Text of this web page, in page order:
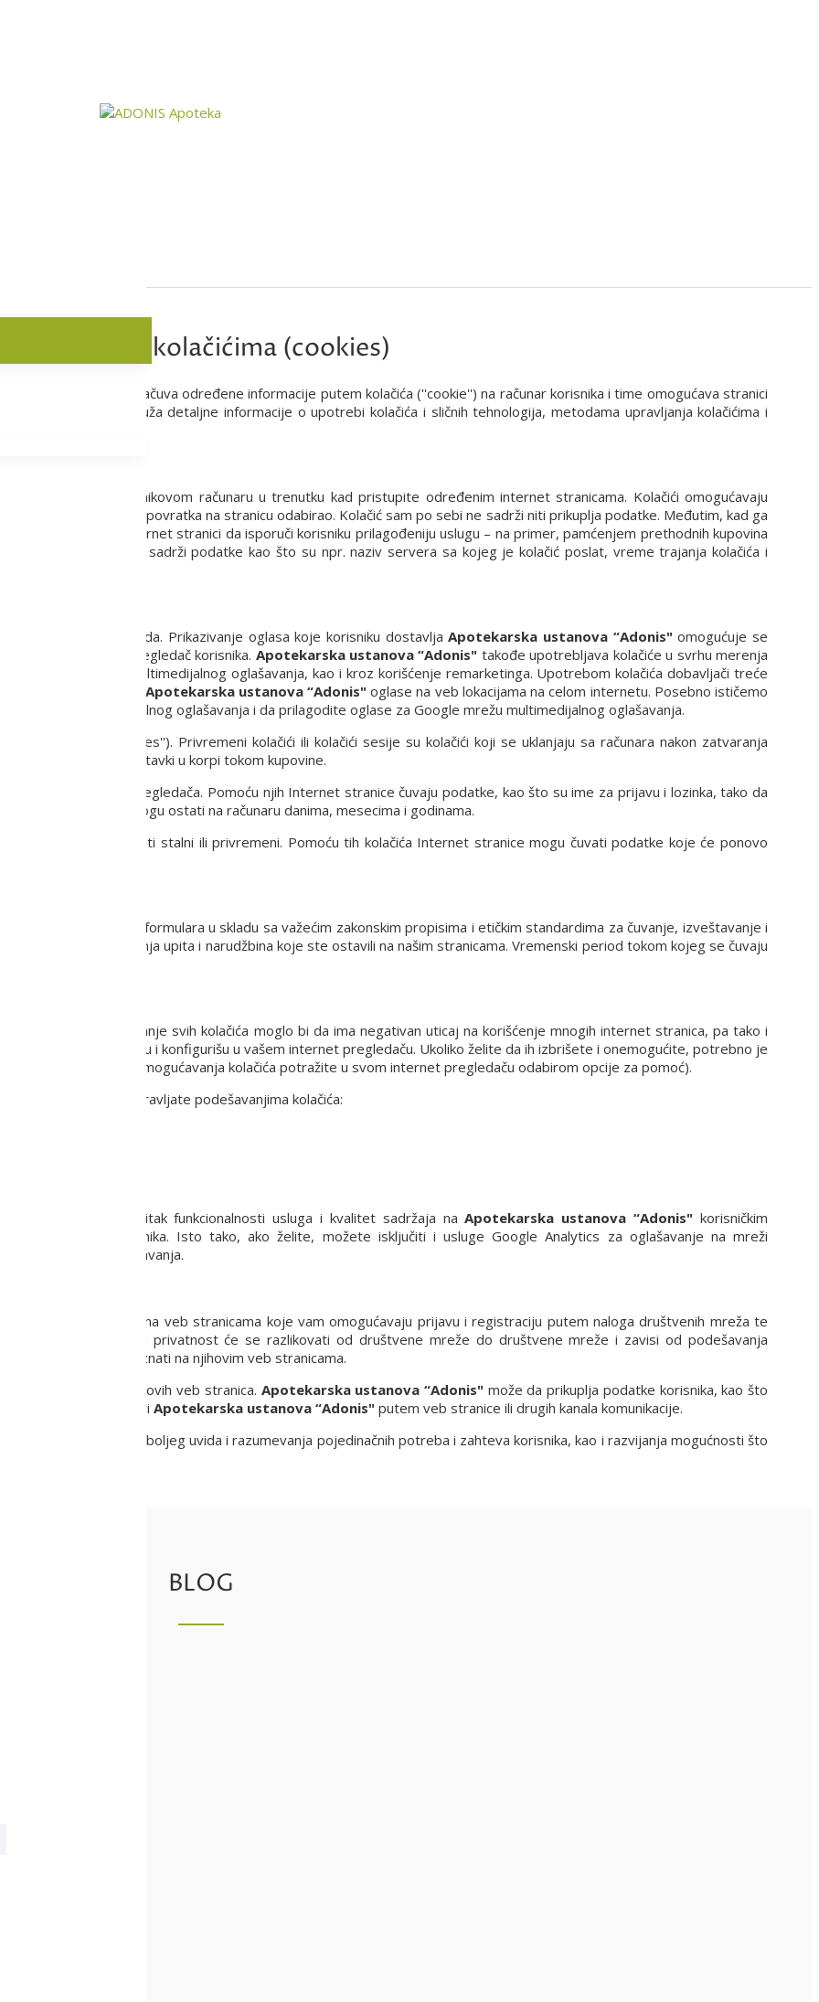
o kolačićima (cookies)
može da sačuva određene informacije putem kolačića (''cookie'') na računar korisnika i time omogućava stranici
Ovaj dokument pruža detaljne informacije o upotrebi kolačića i sličnih tehnologija, metodama upravljanja kolačićima i
se čuva na korisnikovom računaru u trenutku kad pristupite određenim internet stranicama. Kolačići omogućavaju
je korisnik prilikom povratka na stranicu odabirao. Kolačić sam po sebi ne sadrži niti prikuplja podatke. Međutim, kad ga
može pomoći internet stranici da isporuči korisniku prilagođeniju uslugu – na primer, pamćenjem prethodnih kupovina
i svaki obično sadrži podatke kao što su npr. naziv servera sa kojeg je kolačić poslat, vreme trajanja kolačića i
svojih proizvoda. Prikazivanje oglasa koje korisniku dostavljaApotekarska ustanova “Adonis" omogućuje se
postavi u Internet pregledač korisnika. Apotekarska ustanova “Adonis" takođe upotrebljava kolačiće u svrhu merenja
na mrežama multimedijalnog oglašavanja, kao i kroz korišćenje remarketinga. Upotrebom kolačića dobavljači treće
“Adonis" Apotekarska ustanova “Adonis" oglase na veb lokacijama na celom internetu. Posebno ističemo
multimedijalnog oglašavanja i da prilagodite oglase za Google mrežu multimedijalnog oglašavanja.
(''Persistent cookies''). Privremeni kolačići ili kolačići sesije su kolačići koji se uklanjaju sa računara nakon zatvaranja
podatke, poput stavki u korpi tokom kupovine.
zatvaranja internet pregledača. Pomoću njih Internet stranice čuvaju podatke, kao što su ime za prijavu i lozinka, tako da
Stalni kolačići mogu ostati na računaru danima, mesecima i godinama.
gledate, a mogu biti stalni ili privremeni. Pomoću tih kolačića Internet stranice mogu čuvati podatke koje će ponovo
ostave putem veb formulara u skladu sa važećim zakonskim propisima i etičkim standardima za čuvanje, izveštavanje i
radi izvršavanja upita i narudžbina koje ste ostavili na našim stranicama. Vremenski period tokom kojeg se čuvaju
podataka.
Ipak, blokiranje svih kolačića moglo bi da ima negativan uticaj na korišćenje mnogih internet stranica, pa tako i
mogu da se kontrolišu i konfigurišu u vašem internet pregledaču. Ukoliko želite da ih izbrišete i onemogućite, potrebno je
načinu brisanja i onemogućavanja kolačića potražite u svom internet pregledaču odabirom opcije za pomoć).
o tome kako da upravljate podešavanjima kolačića:
za bilo kakav gubitak funkcionalnosti usluga i kvalitet sadržaja naApotekarska ustanova “Adonis" korisničkim
od strane korisnika. Isto tako, ako želite, možete isključiti i usluge Google Analytics za oglašavanje na mreži
oglašavanja.
To se događa na veb stranicama koje vam omogućavaju prijavu i registraciju putem naloga društvenih mreža te
uticaj na vašu privatnost će se razlikovati od društvene mreže do društvene mreže i zavisi od podešavanja
možete saznati na njihovim veb stranicama.
korisnika njegovih veb stranica. Apotekarska ustanova “Adonis" može da prikuplja podatke korisnika, kao što
dobrovoljno dostavi Apotekarska ustanova “Adonis" putem veb stranice ili drugih kanala komunikacije.
isključivo u svrhu što boljeg uvida i razumevanja pojedinačnih potreba i zahteva korisnika, kao i razvijanja mogućnosti što
BLOG